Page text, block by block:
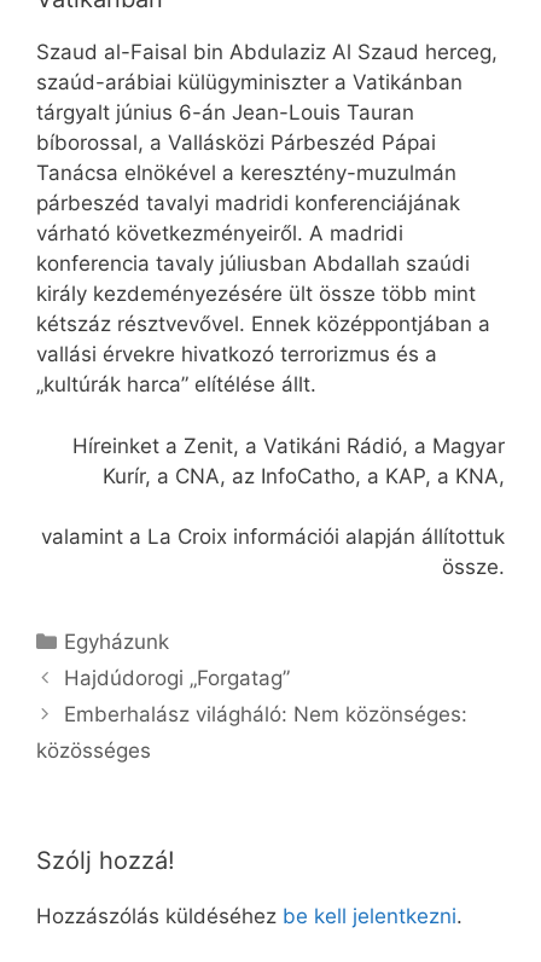
Szaud al-Faisal bin Abdulaziz Al Szaud herceg,
szaúd-arábiai külügyminiszter a Vatikánban
tárgyalt június 6-án Jean-Louis Tauran
bíborossal, a Vallásközi Párbeszéd Pápai
Tanácsa elnökével a keresztény-muzulmán
párbeszéd tavalyi madridi konferenciájának
várható következményeiről. A madridi
konferencia tavaly júliusban Abdallah szaúdi
király kezdeményezésére ült össze több mint
kétszáz résztvevővel. Ennek középpontjában a
vallási érvekre hivatkozó terrorizmus és a
„kultúrák harca” elítélése állt.
Híreinket a Zenit, a Vatikáni Rádió, a Magyar
Kurír, a CNA, az InfoCatho, a KAP, a KNA,
valamint a La Croix információi alapján állítottuk
össze.
Kategória
Egyházunk
Hajdúdorogi „Forgatag”
Emberhalász világháló: Nem közönséges:
közösséges
Szólj hozzá!
Hozzászólás küldéséhez be kell jelentkezni.